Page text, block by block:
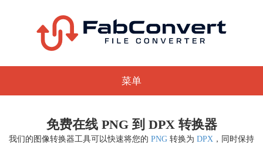
菜单
免费在线 PNG 到 DPX 转换器
我们的图像转换器工具可以快速将您的 PNG 转换为 DPX ，同时保持